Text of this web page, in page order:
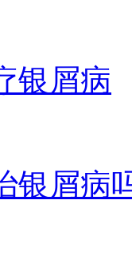
银屑病
银屑病